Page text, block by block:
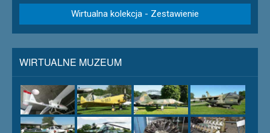
Wirtualna kolekcja - Zestawienie
WIRTUALNE MUZEUM